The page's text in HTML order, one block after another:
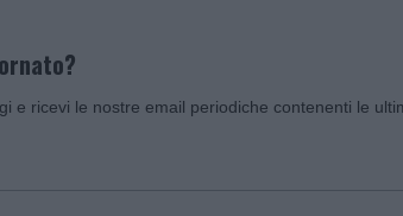
e ricevi le nostre email periodiche contenenti le